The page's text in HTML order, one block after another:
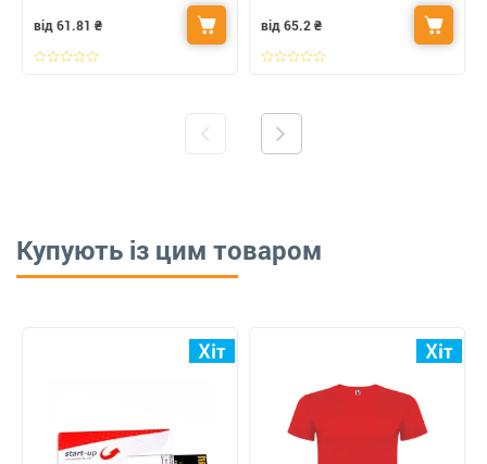
від 61.81 ₴
від 65.2₴
Купують із цим товаром